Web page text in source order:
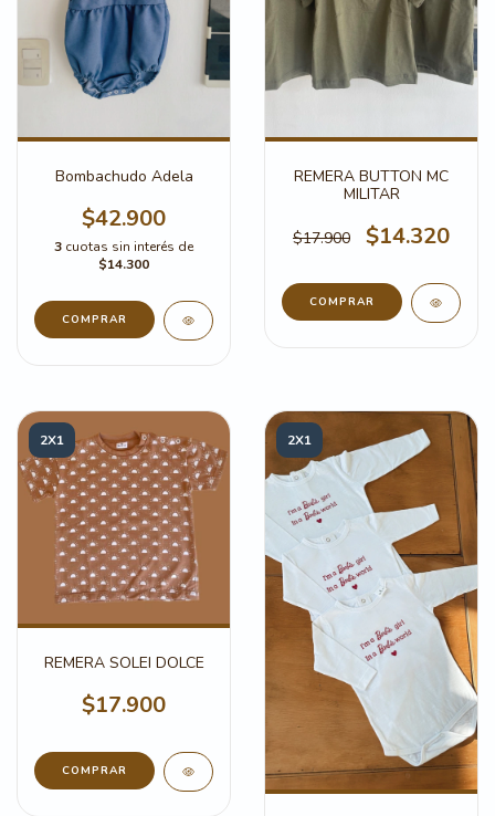
Bombachudo Adela
$42.900
3 cuotas sin interés de
$14.300
COMPRAR
REMERA BUTTON MC
MILITAR
$17.900 $14.320
COMPRAR
2X1
REMERA SOLEI DOLCE
$17.900
COMPRAR
2X1